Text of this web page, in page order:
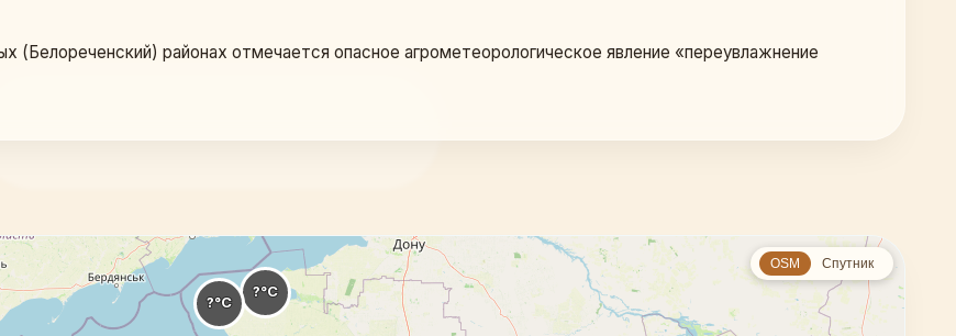
районах отмечается опасное агрометеорологическое явление «переувлажнение
OSM Спутник